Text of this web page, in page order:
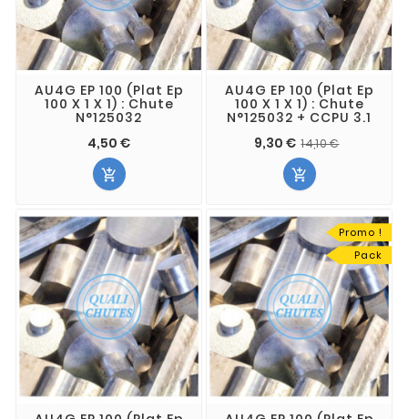
AU4G EP 100 (Plat Ep
100 X 1 X 1) : Chute
N°125032
4,50 €

AU4G EP 100 (Plat Ep
100 X 1 X 1) : Chute
N°125032 + CCPU 3.1
9,30 € 14,10 €

Promo !
Pack